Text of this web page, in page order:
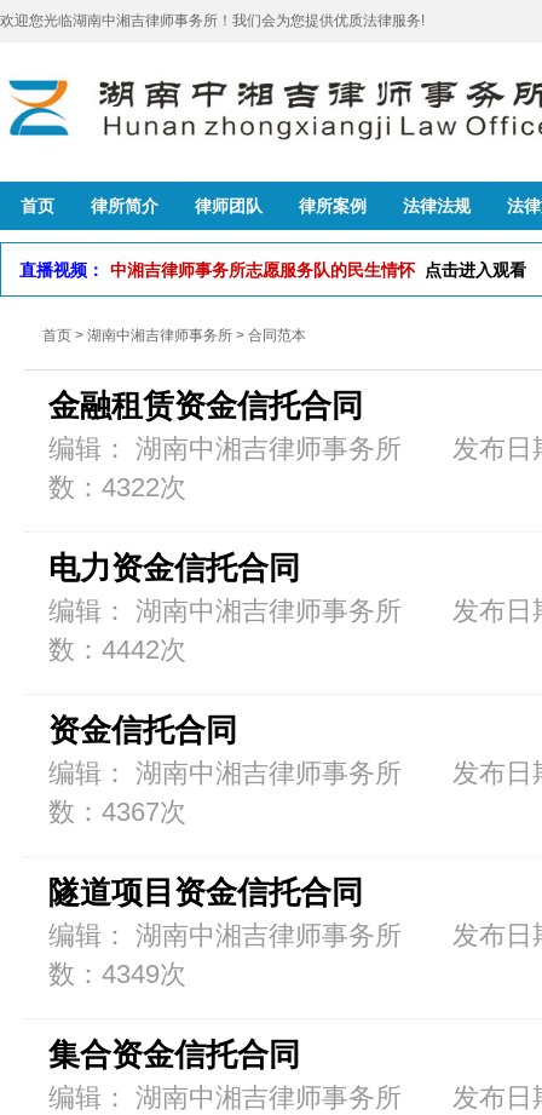
欢迎您光临湖南中湘吉律师事务所！我们会为您提供优质法律服务!
首页 律所简介 律师团队 律所案例 法律法规 法
直播视频： 中湘吉律师事务所志愿服务队的民生情怀 点击进入观看
首页 > 湖南中湘吉律师事务所 > 合同范本
金融租赁资金信托合同
编辑： 湖南中湘吉律师事务所 发布
数：4322次
电力资金信托合同
编辑： 湖南中湘吉律师事务所 发布
数：4442次
资金信托合同
编辑： 湖南中湘吉律师事务所 发布
数：4367次
隧道项目资金信托合同
编辑： 湖南中湘吉律师事务所 发布
数：4349次
集合资金信托合同
编辑： 湖南中湘吉律师事务所 发布